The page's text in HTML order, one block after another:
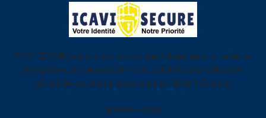
ICAVI SECURE est une entreprise spécialisée dans la vente et
l’intégration et la maintenance de solutions d'identification
sécurisée de qualité supérieure et Made in France.
Suivez-nous